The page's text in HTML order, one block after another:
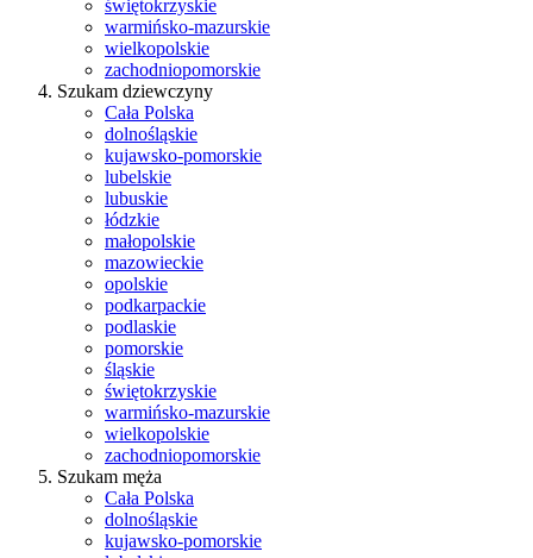
świętokrzyskie
warmińsko-mazurskie
wielkopolskie
zachodniopomorskie
Szukam dziewczyny
Cała Polska
dolnośląskie
kujawsko-pomorskie
lubelskie
lubuskie
łódzkie
małopolskie
mazowieckie
opolskie
podkarpackie
podlaskie
pomorskie
śląskie
świętokrzyskie
warmińsko-mazurskie
wielkopolskie
zachodniopomorskie
Szukam męża
Cała Polska
dolnośląskie
kujawsko-pomorskie